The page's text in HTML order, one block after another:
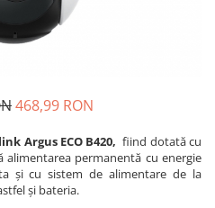
468,99 RON
Argus ECO B420, fiind dotată cu
alimentarea permanentă cu energie
și cu sistem de alimentare de la
și bateria.